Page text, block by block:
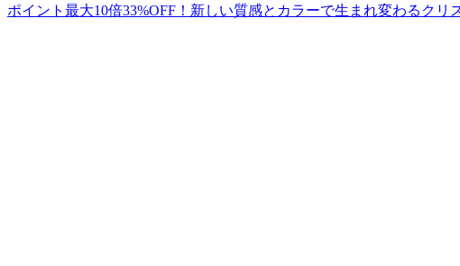
ポイント最大10倍33%OFF！新しい質感とカラーで生まれ変わる